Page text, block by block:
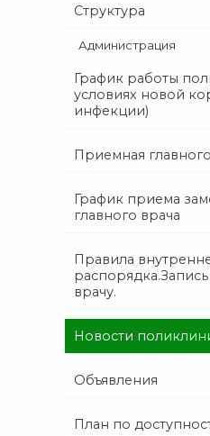
Структура
Администрация
График работы
условиях новой
инфекции)
Приемная
График приема
главного врача
Правила
врачу.
Новости
Объявления
План по